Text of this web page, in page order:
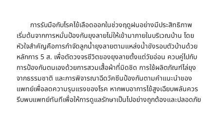
การรับมือกับโรคไข้เลือดออกในช่วงฤดูฝนอย่างมีประสิทธิภาพ
เริ่มต้นจากการหมั่นป้องกันยุงลายไม่ให้เข้ามาภายในบริเวณบ้าน โดย
หัวใจสำคัญคือการกําจัดลูกน้ํายุงลายตามแหล่งน้ำขังรอบตัวบ้านด้วย
หลักการ 5 ส. เพื่อตัดวงจรชีวิตของยุงลายตั้งแต่วัยอ่อน ควบคู่ไปกับ
การป้องกันตนเองด้วยการสวมเสื้อผ้าที่มิดชิด การใช้ผลิตภัณฑ์ไล่ยุง
จากธรรมชาติ และการพิจารณาฉีดวัคซีนป้องกันตามคำแนะนำของ
แพทย์เพื่อลดความรุนแรงของโรค หากพบอาการไข้สูงเฉียบพลันควร
รีบพบแพทย์ทันทีเพื่อให้การดูแลรักษาเป็นไปอย่างถูกต้องและปลอดภัย